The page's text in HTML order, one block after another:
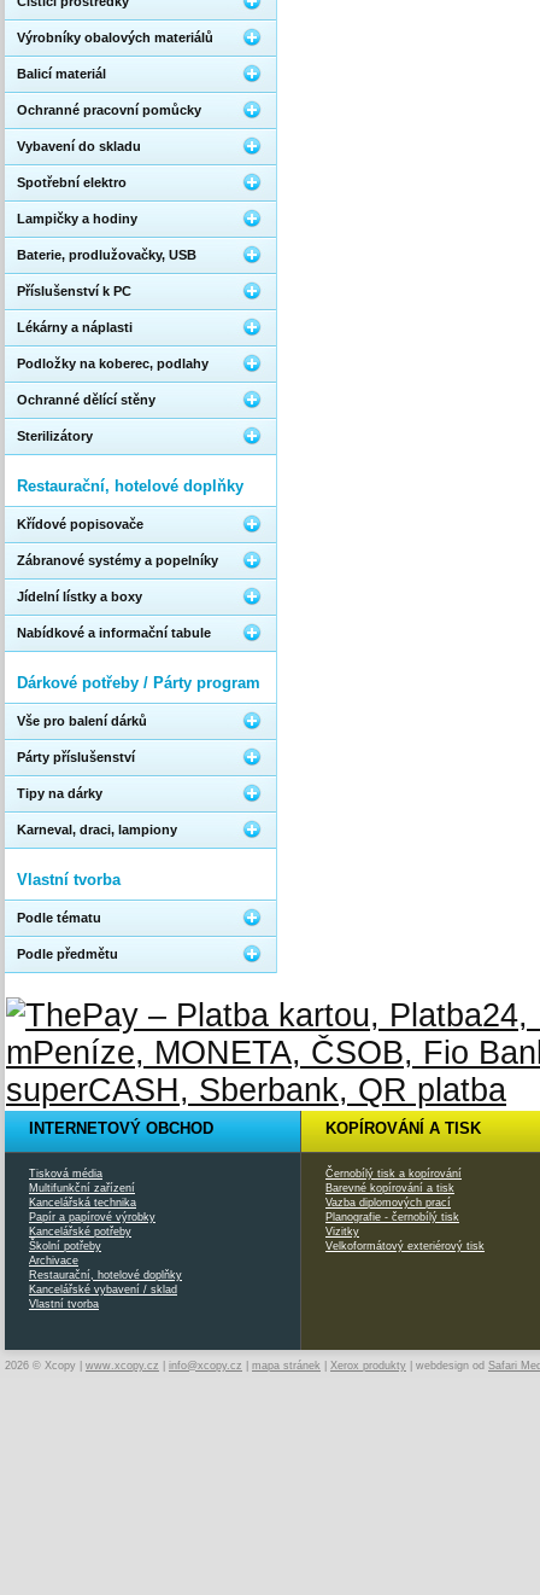
Výrobníky obalových materiálů
Balicí materiál
Ochranné pracovní pomůcky
Vybavení do skladu
Spotřební elektro
Lampičky a hodiny
Baterie, prodlužovačky, USB
Příslušenství k PC
Lékárny a náplasti
Podložky na koberec, podlahy
Ochranné dělící stěny
Sterilizátory
Restaurační, hotelové doplňky
Křídové popisovače
Zábranové systémy a popelníky
Jídelní lístky a boxy
Nabídkové a informační tabule
Dárkové potřeby / Párty program
Vše pro balení dárků
Párty příslušenství
Tipy na dárky
Karneval, draci, lampiony
Vlastní tvorba
Podle tématu
Podle předmětu
INTERNETOVÝ OBCHOD
Tisková média
Multifunkční zařízení
Kancelářská technika
Papír a papírové výrobky
Kancelářské potřeby
Školní potřeby
Archivace
Restaurační, hotelové doplňky
Kancelářské vybavení / sklad
Vlastní tvorba
KOPÍROVÁNÍ A TISK
Černobílý tisk a kopírování
Barevné kopírování a tisk
Vazba diplomových prací
Planografie - černobílý tisk
Vizitky
Velkoformátový exteriérový tisk
2026 © Xcopy | www.xcopy.cz info@xcopy.cz mapa stránek Xerox produkty | webdesign od Safari